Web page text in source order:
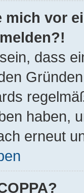
mich vor
dass
haben,
erneut